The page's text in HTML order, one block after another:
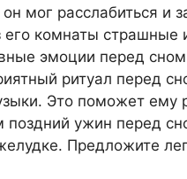
мог расслабиться и
его комнаты страшные
эмоции перед
ритуал перед
Это поможет ему
поздний ужин перед
Предложите